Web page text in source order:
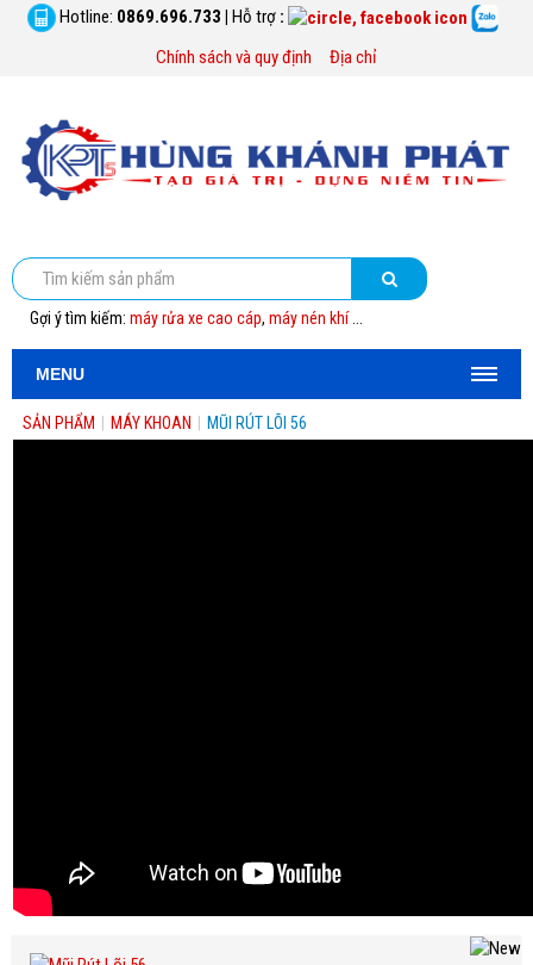
Hotline: 0869.696.733 | Hỗ trợ :
Chính sách và quy định
Địa chỉ
Gợi ý tìm kiếm: máy rửa xe cao cáp, máy nén khí...
MENU
SẢN PHẨM MÁY KHOAN MŨI RÚT LÕI 56